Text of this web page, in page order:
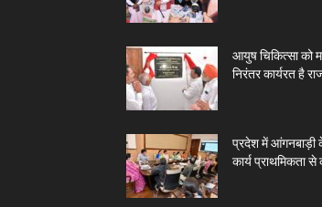
आयुष चिकित्सा को
निरंतर कार्यरत है
प्रदेश में आंगनबाड़ी
कार्य प्राथमिकता से